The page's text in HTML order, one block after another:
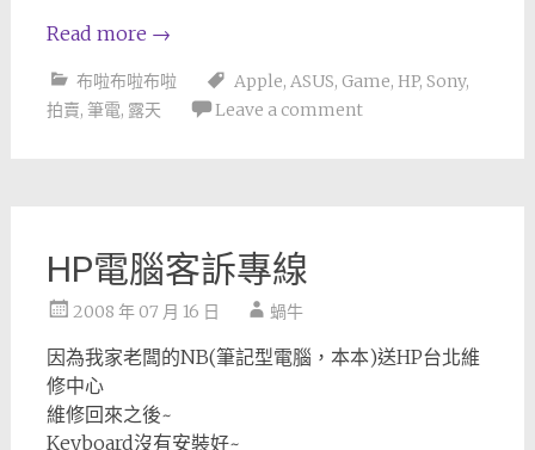
Read more →
布啦布啦布啦 Apple, ASUS, Game, HP, Sony,
拍賣, 筆電, 露天 Leave a comment
HP電腦客訴專線
2008 年 07 月 16 日 蝸牛
因為我家老闆的NB(筆記型電腦，本本)送HP台北維
修中心
維修回來之後~
Keyboard沒有安裝好~